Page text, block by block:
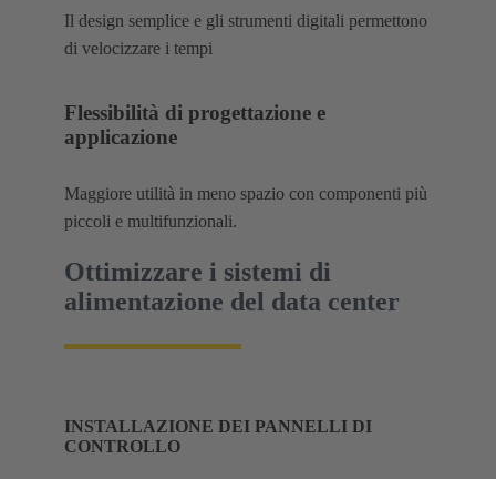
Il design semplice e gli strumenti digitali permettono
di velocizzare i tempi
Flessibilità di progettazione e
applicazione
Maggiore utilità in meno spazio con componenti più
piccoli e multifunzionali.
Ottimizzare i sistemi di
alimentazione del data center
INSTALLAZIONE DEI PANNELLI DI
CONTROLLO